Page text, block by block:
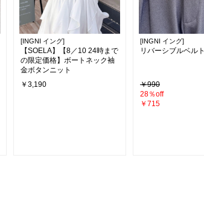
[INGNI イング]
【SOELA】【8／10 24時まで
の限定価格】ボートネック袖
金ボタンニット
￥3,190
[INGNI イング]
リバーシブルベルト
￥990
28％off
￥715